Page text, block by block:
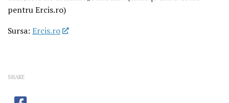
pentru Ercis.ro)
Sursa: Ercis.ro
SHARE